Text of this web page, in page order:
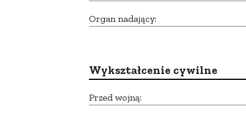
Organ nadający:
Wykształcenie cywilne
Przed wojną: